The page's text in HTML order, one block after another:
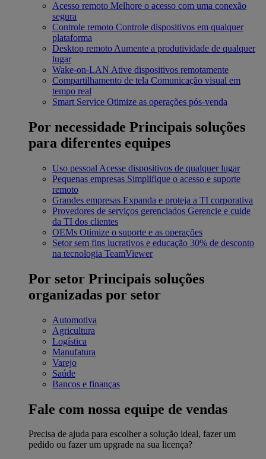
Acesso remoto Melhore o acesso com uma conexão
segura
Controle remoto Controle dispositivos em qualquer
plataforma
Desktop remoto Aumente a produtividade de qualquer
lugar
Wake-on-LAN Ative dispositivos remotamente
Compartilhamento de tela Comunicação visual em
tempo real
Smart Service Otimize as operações pós-venda
Por necessidade Principais soluções
para diferentes equipes
Uso pessoal Acesse dispositivos de qualquer lugar
Pequenas empresas Simplifique o acesso e suporte
remoto
Grandes empresas Expanda e proteja a TI corporativa
Provedores de serviços gerenciados Gerencie e cuide
da TI dos clientes
OEMs Otimize o suporte e as operações
Setor sem fins lucrativos e educação 30% de desconto
na tecnologia TeamViewer
Por setor Principais soluções
organizadas por setor
Automotiva
Agricultura
Logística
Manufatura
Varejo
Saúde
Bancos e finanças
Fale com nossa equipe de vendas
Precisa de ajuda para escolher a solução ideal, fazer um
pedido ou fazer um upgrade na sua licença?